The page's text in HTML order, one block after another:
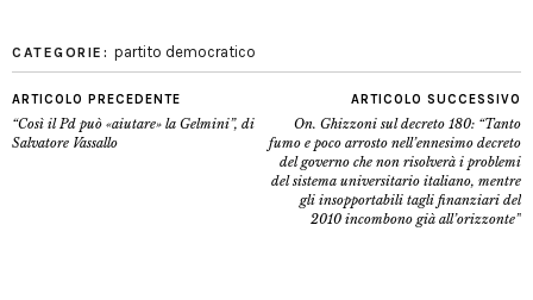
CATEGORIE: partito democratico
ARTICOLO PRECEDENTE
“Così il Pd può «aiutare» la Gelmini”, di
Salvatore Vassallo
ARTICOLO SUCCESSIVO
On. Ghizzoni sul decreto 180: “Tanto
fumo e poco arrosto nell’ennesimo decreto
del governo che non risolverà i problemi
del sistema universitario italiano, mentre
gli insopportabili tagli finanziari del
2010 incombono già all’orizzonte”